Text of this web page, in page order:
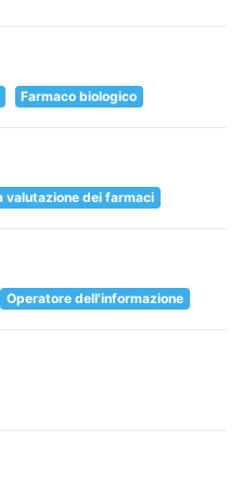
Farmaco biologico
valutazione dei farmaci
Operatore dell'informazione